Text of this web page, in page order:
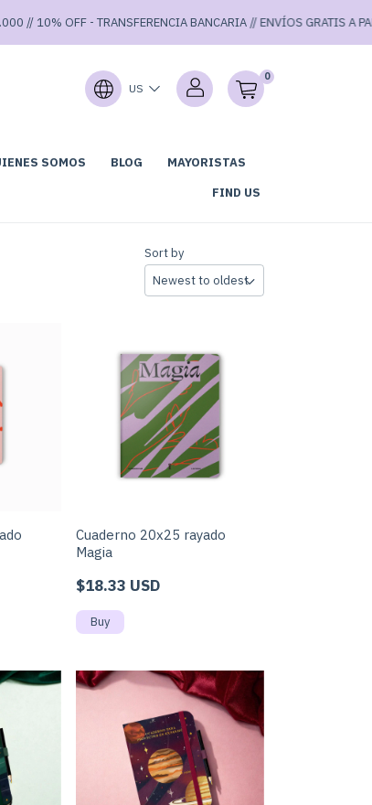
10% OFF - TRANSFERENCIA BANCARIA // ENVÍOS GRATIS A
US
0
SOMOS BLOG
MAYORISTAS
FIND US
Sort by
Cuaderno 20x25 rayado
Magia
$18.33 USD